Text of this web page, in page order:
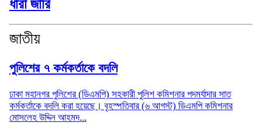
ধারা জারি
জাতীয়
পুলিশের ৭ কর্মকর্তাকে বদলি
ঢাকা মহানগর পুলিশের (ডিএমপি) সহকারী পুলিশ কমিশনার পদমর্যাদার সাত
কর্মকর্তাকে বদলি করা হয়েছে। বৃহস্পতিবার (৬ আগস্ট) ডিএমপি কমিশনার
মোসলেহ উদ্দিন আহমদ...